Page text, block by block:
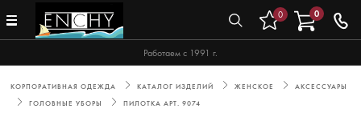
Работаем с 1991 г.
0 0
КОРПОРАТИВНАЯ ОДЕЖДА КАТАЛОГ ИЗДЕЛИЙ ЖЕНСКОЕ
АКСЕССУАРЫ
ГОЛОВНЫЕ УБОРЫ
ПИЛОТКА АРТ. 9074